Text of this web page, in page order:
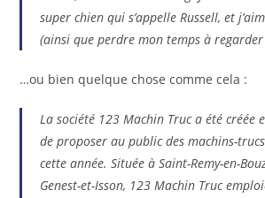
super chien qui s’appelle Russell, et
(ainsi que perdre mon temps à
…ou bien quelque chose comme cela :
La société 123 Machin Truc a été créée
de proposer au public des machins-
cette année. Située à Saint-Remy-en-
Genest-et-Isson, 123 Machin Truc